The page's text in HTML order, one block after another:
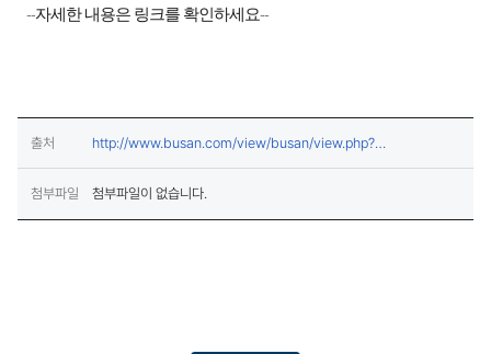
--자세한 내용은 링크를 확인하세요--
출처
http://www.busan.com/view/busan/view.php?
첨부파일
첨부파일이 없습니다.